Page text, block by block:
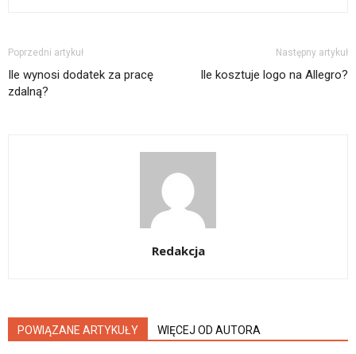
Poprzedni artykuł
Ile wynosi dodatek za pracę
zdalną?
Następny artykuł
Ile kosztuje logo na Allegro?
Redakcja
POWIĄZANE ARTYKUŁY WIĘCEJ OD AUTORA